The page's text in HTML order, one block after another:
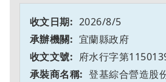
2026/8/5
宜蘭縣政府
府水行字第
登基綜合營造股